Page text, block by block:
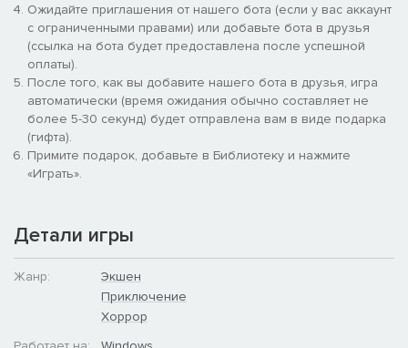
Ожидайте приглашения от нашего бота (если у вас аккаунт
с ограниченными правами) или добавьте бота в друзья
(ссылка на бота будет предоставлена после успешной
оплаты).
После того, как вы добавите нашего бота в друзья, игра
автоматически (время ожидания обычно составляет не
более 5-30 секунд) будет отправлена вам в виде подарка
(гифта).
Примите подарок, добавьте в Библиотеку и нажмите
«Играть».
Детали игры
Жанр:
Экшен
Приключение
Хоррор